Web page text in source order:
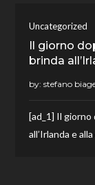
Uncategorized
Il giorno
brinda
by:stefano
[ad_1] Il giorno
all’Irlanda e